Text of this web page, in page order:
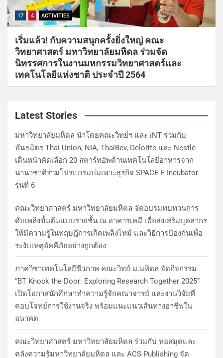
17 4 ACTIVITIES
เริ่มแล้ว! กับความสนุกครั้งยิ่งใหญ่ คณะ
วิทยาศาสตร์ มหาวิทยาลัยมหิดล ร่วมจัด
นิทรรศการในงานมหกรรมวิทยาศาสตร์และ
เทคโนโลยีแห่งชาติ ประจำปี 2564
Latest Stories
มหาวิทยาลัยมหิดล นำโดยคณะวิทย์ฯ และ iNT ร่วมกับ
พันธมิตร Thai Union, NIA, ThaiBev, Deloitte และ Nestlé
เดินหน้าคัดเลือก 20 สตาร์ทอัพด้านเทคโนโลยีอาหารจาก
นานาชาติร่วมโปรแกรมบ่มเพาะธุรกิจ SPACE-F Incubator
รุ่นที่ 6
คณะวิทยาศาสตร์ มหาวิทยาลัยมหิดล จัดอบรมทบทวนการ
ดับเพลิงขั้นต้นแบบรายชั้น ณ อาคารเคมี เพื่อส่งเสริมบุคลากร
ให้มีความรู้ในทฤษฎีการเกิดเพลิงไหม้ และวิธีการป้องกันเพื่อ
ระงับเหตุอัคคีภัยอย่างถูกต้อง
ภาควิชาเทคโนโลยีชีวภาพ คณะวิทย์ ม.มหิดล จัดกิจกรรม
“BT Knock the Door: Exploring Research Together 2025”
เปิดโอกาสนักศึกษาทำความรู้จักคณาจารย์ และงานวิจัยที่
ตอบโจทย์การใช้งานจริง พร้อมแนะแนวเส้นทางอาชีพใน
อนาคต
คณะวิทยาศาสตร์ มหาวิทยาลัยมหิดล ร่วมกับ หอสมุดและ
คลังความรู้มหาวิทยาลัยมหิดล และ ACS Publishing จัด